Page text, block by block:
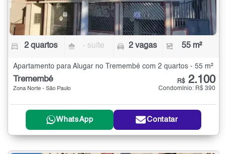
2 quartos - suíte 2 vagas 55 m²
Apartamento para Alugar no Tremembé com 2 quartos - 55 m²
Tremembé
Zona Norte - São Paulo
R$ 2.100
Condomínio: R$ 390
WhatsApp Contatar